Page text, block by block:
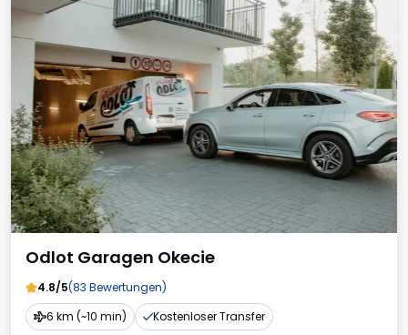
Odlot Garagen Okecie
4.8/5(83 Bewertungen)
6 km (~10 min)
Kostenloser Transfer